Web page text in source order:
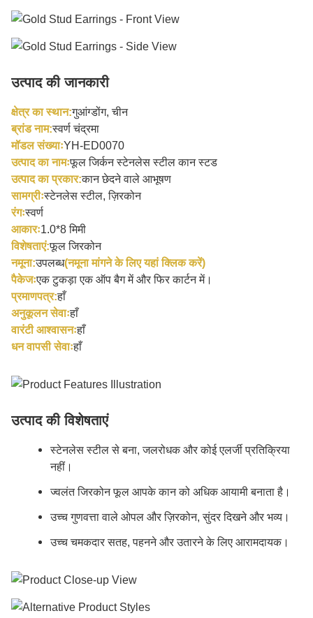
उत्पाद की जानकारी
क्षेत्र का स्थान:गुआंग्डोंग, चीन
ब्रांड नाम:स्वर्ण चंद्रमा
मॉडल संख्याःYH-ED0070
उत्पाद का नामःफूल जिर्कन स्टेनलेस स्टील कान स्टड
उत्पाद का प्रकार:कान छेदने वाले आभूषण
सामग्रीःस्टेनलेस स्टील, ज़िरकोन
रंगःस्वर्ण
आकारः1.0*8 मिमी
विशेषताएं:फूल जिरकोन
नमूना:उपलब्ध(नमूना मांगने के लिए यहां क्लिक करें)
पैकेजःएक टुकड़ा एक ऑप बैग में और फिर कार्टन में।
प्रमाणपत्र:हाँ
अनुकूलन सेवाःहाँ
वारंटी आश्वासनःहाँ
धन वापसी सेवाःहाँ
उत्पाद की विशेषताएं
स्टेनलेस स्टील से बना, जलरोधक और कोई एलर्जी प्रतिक्रिया
नहीं।
ज्वलंत जिरकोन फूल आपके कान को अधिक आयामी बनाता है।
उच्च गुणवत्ता वाले ओपल और ज़िरकोन, सुंदर दिखने और भव्य।
उच्च चमकदार सतह, पहनने और उतारने के लिए आरामदायक।